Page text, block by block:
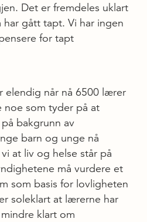
Det er fremdeles uklart
gått tapt. Vi har ingen
for tapt
elendig når nå 6500 lærer
noe som tyder på at
bakgrunn av
barn og unge nå
at liv og helse står på
må vurdere et
som basis for lovligheten
soleklart at lærerne har
klart om